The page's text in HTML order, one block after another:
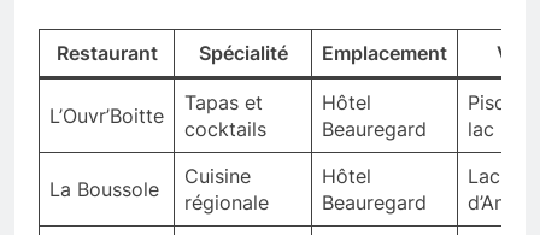
Restaurant Spécialité Emplacement Vue
L’Ouvr’Boitte
Tapas et
cocktails
Hôtel
Beauregard
Piscine
lac
La Boussole
Cuisine
régionale
Hôtel
Beauregard
Lac